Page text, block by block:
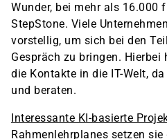
Wunder, bei mehr als 16.000
StepStone. Viele
vorstellig, um sich bei den
Gespräch zu bringen.
die Kontakte in die IT-Welt,
und beraten.
Interessante KI-basierte
Rahmenlehrplanes setzen